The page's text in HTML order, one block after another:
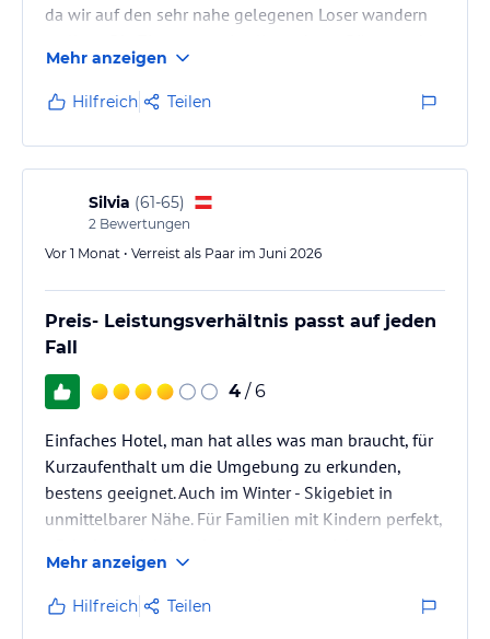
da wir auf den sehr nahe gelegenen Loser wandern
sauber. Das Essen sehr gut. Das Hotel ist für Meschen
mit Gehbehinderung nicht geeignet da bis zum Lift
mehrere Stufen zu bewältigen sind. Sonst aber sehr
zu empfehlen.
Mehr anzeigen
Hilfreich Teilen
Silvia (61-65)
2 Bewertungen
Vor 1 Monat • Verreist als Paar im Juni 2026
Preis- Leistungsverhältnis passt auf jeden
Fall
4 / 6
Einfaches Hotel, man hat alles was man braucht, für
Kurzaufenthalt um die Umgebung zu erkunden,
bestens geeignet. Auch im Winter - Skigebiet in
unmittelbarer Nähe. Für Familien mit Kindern perfekt,
Das Personal war sehr freundlich.
Mehr anzeigen
Hilfreich Teilen